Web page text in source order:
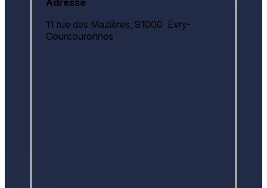
Adresse
11 rue des Mazières, 91000 Évry-
Courcouronnes